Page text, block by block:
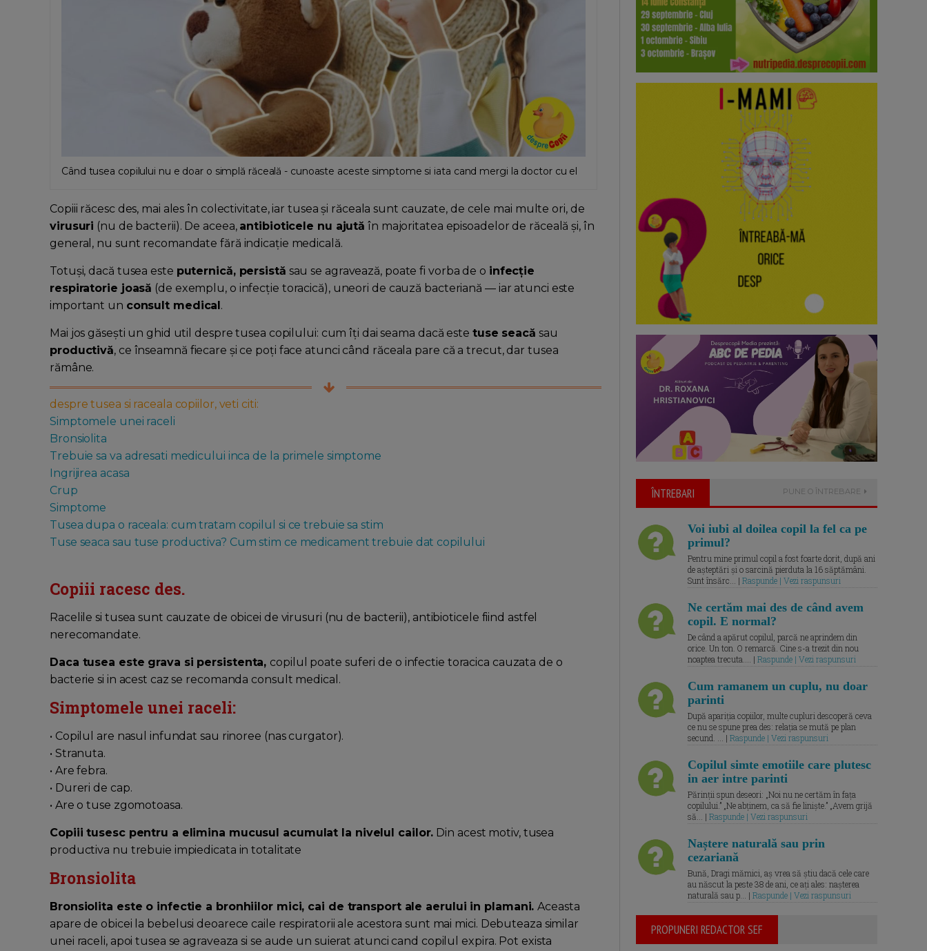
Când tusea copilului nu e doar o simplă răceală - cunoaste aceste simptome si iata cand mergi la doctor cu el
Copiii răcesc des, mai ales în colectivitate, iar tusea și răceala sunt cauzate, de cele mai multe ori, de
virusuri (nu de bacterii). De aceea, antibioticele nu ajută în majoritatea episoadelor de răceală și, în
general, nu sunt recomandate fără indicație medicală.
Totuși, dacă tusea este puternică, persistă sau se agravează, poate fi vorba de o infecție
respiratorie joasă (de exemplu, o infecție toracică), uneori de cauză bacteriană — iar atunci este
important un consult medical .
Mai jos găsești un ghid util despre tusea copilului: cum îți dai seama dacă este tuse seacă sau
productivă, ce înseamnă fiecare și ce poți face atunci când răceala pare că a trecut, dar tusea
rămâne.
despre tusea si raceala copiilor, veti citi:
Simptomele unei raceli
Bronsiolita
Trebuie sa va adresati medicului inca de la primele simptome
Ingrijirea acasa
Crup
Simptome
Tusea dupa o raceala: cum tratam copilul si ce trebuie sa stim
Tuse seaca sau tuse productiva? Cum stim ce medicament trebuie dat copilului
Copiii racesc des.
Racelile si tusea sunt cauzate de obicei de virusuri (nu de bacterii), antibioticele fiind astfel
nerecomandate.
Daca tusea este grava si persistenta, copilul poate suferi de o infectie toracica cauzata de o
bacterie si in acest caz se recomanda consult medical.
Simptomele unei raceli:
• Copilul are nasul infundat sau rinoree (nas curgator).
• Stranuta.
• Are febra.
• Dureri de cap.
• Are o tuse zgomotoasa.
Copiii tusesc pentru a elimina mucusul acumulat la nivelul cailor. Din acest motiv, tusea
productiva nu trebuie impiedicata in totalitate
Bronsiolita
Bronsiolita este o infectie a bronhiilor mici, cai de transport ale aerului in plamani.Aceasta
apare de obicei la bebelusi deoarece caile respiratorii ale acestora sunt mai mici. Debuteaza similar
unei raceli, apoi tusea se agraveaza si se aude un suierat atunci cand copilul expira. Pot exista
ÎNTREBARI PUNE O ÎNTREBARE
Voi iubi al doilea copil la fel ca pe
primul?
Pentru mine primul copil a fost foarte dorit, după ani
de așteptări și o sarcină pierduta la 16 săptămâni.
Sunt însărc... | Raspunde | Vezi raspunsuri
Ne certăm mai des de când avem
copil. E normal?
De când a apărut copilul, parcă ne aprindem din
orice. Un ton. O remarcă. Cine s-a trezit din nou
noaptea trecuta.... | Raspunde | Vezi raspunsuri
Cum ramanem un cuplu, nu doar
parinti
După apariția copiilor, multe cupluri descoperă ceva
ce nu se spune prea des: relația se mută pe plan
secund. ... | Raspunde | Vezi raspunsuri
Copilul simte emotiile care plutesc
in aer intre parinti
Părinții spun deseori: „Noi nu ne certăm în fața
copilului.” „Ne abținem, ca să fie liniște.” „Avem grijă
să... | Raspunde | Vezi raspunsuri
Naștere naturală sau prin
cezariană
Bună, Dragi mămici, aș vrea să știu dacă cele care
au născut la peste 38 de ani, ce ați ales: nașterea
naturală sau p... | Raspunde | Vezi raspunsuri
PROPUNERI REDACTOR SEF